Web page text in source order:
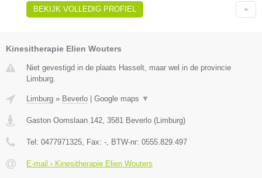
BEKIJK VOLLEDIG PROFIEL
Kinesitherapie Elien Wouters
Niet gevestigd in de plaats Hasselt, maar wel in de provincie
Limburg.
Limburg » Beverlo Google maps ▼
Gaston Oomslaan 142, 3581 Beverlo (Limburg)
Tel: 0477971325, Fax: -, BTW-nr: 0555.829.497
E-mail › Kinesitherapie Elien Wouters